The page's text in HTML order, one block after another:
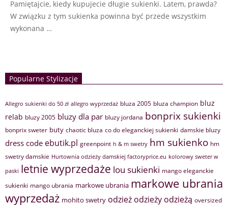
Pamiętajcie, kiedy kupujecie długie sukienki. Latem, prawda?
W związku z tym sukienka powinna być przede wszystkim
wykonana …
Popularne Stylizacje
Allegro sukienki do 50 zł allegro wyprzedaż bluza 2005 bluza champion bluz
relab bluzy 2005 bluzy dla par bluzy jordana bonprix sukienki
bonprix sweter buty chaotic bluza co do eleganckiej sukienki damskie bluzy
dress code ebutik.pl greenpoint h & m swetry hm sukienko hm
swetry damskie Hurtownia odzieży damskiej factoryprice.eu kolorowy sweter w
paski letnie wyprzedaże lou sukienki mango eleganckie
sukienki mango ubrania markowe ubrania markowe ubrania
wyprzedaż mohito swetry odzież odzieży odzieżą oversized